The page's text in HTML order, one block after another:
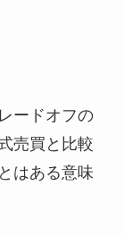
ードオフの
売買と比較
はある意味